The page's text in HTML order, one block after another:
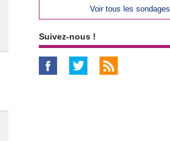
Voir tous les sondages
Suivez-nous !